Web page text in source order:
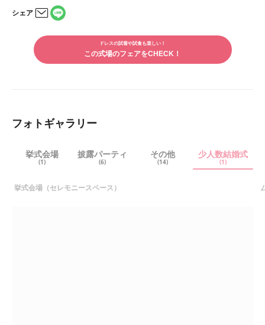
ができたため、とても助かった印象でした。 気をつけるべ
き点は、音楽を自分が好きな曲を流したいという時に、CDが
と思いますので…ね。 なければ、シチュエーションに合った
曲をおまかせで流して頂けるそうです。 下見では、会場の
見学はもちろんのこと、試食は料理からデザートまで体験でき
シェア
ルで
シェ
アす
る
で
ドレスの試着や試食も楽しい！
この式場のフェアをCHECK！
フォトギャラリー
挙式会場
(1)
披露パーティ
(6)
その他
(14)
少人数結婚式
(1)
挙式会場（セレモニースペース）